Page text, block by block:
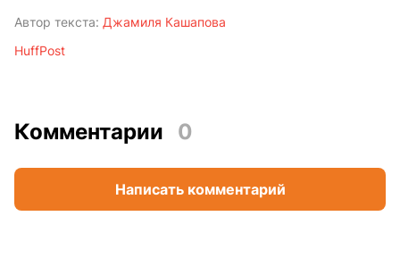
Автор текста: Джамиля Кашапова
HuffPost
Комментарии 0
Написать комментарий